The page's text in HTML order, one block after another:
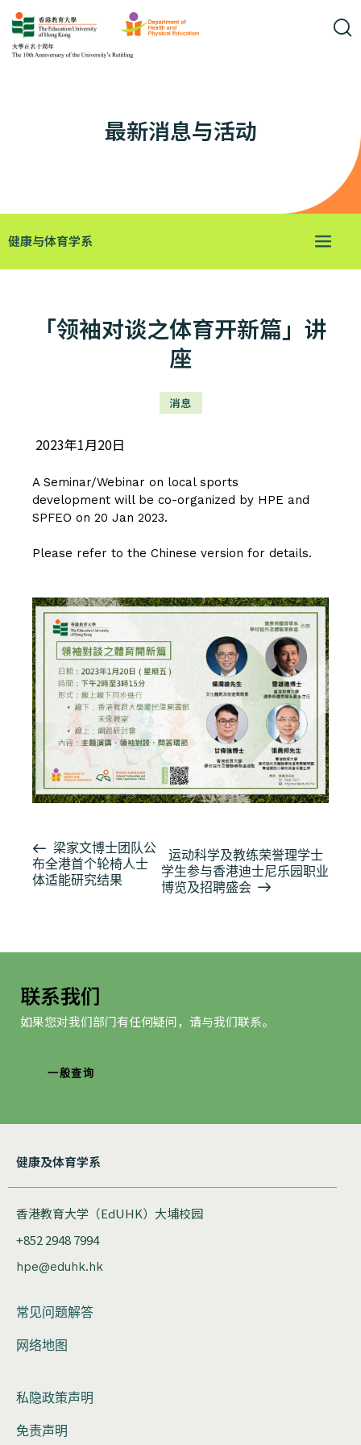
最新消息与活动
健康与体育学系
「领袖对谈之体育开新篇」讲
座
消息
2023年1月20日
A Seminar/Webinar on local sports
development will be co-organized by HPE and
SPFEO on 20 Jan 2023.
Please refer to the Chinese version for details.
活
动
导
梁家文博士团队公
布全港首个轮椅人士
体适能研究结果
运动科学及教练荣誉理学士
学生参与香港迪士尼乐园职业
博览及招聘盛会
联系我们
如果您对我们部门有任何疑问，请与我们联系。
一般查询
健康及体育学系
香港教育大学（EdUHK）大埔校园
+852 2948 7994
hpe@eduhk.hk
常见问题解答
网络地图
私隐政策声明
免责声明